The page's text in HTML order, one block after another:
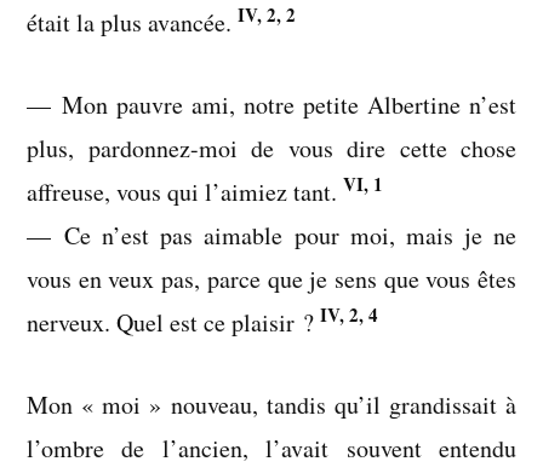
était la plus avancée. IV, 2, 2
— Mon pauvre ami, notre petite Albertine n’est
plus, pardonnez-moi de vous dire cette chose
affreuse, vous qui l’aimiez tant. VI, 1
— Ce n’est pas aimable pour moi, mais je ne
vous en veux pas, parce que je sens que vous êtes
nerveux. Quel est ce plaisir ? IV, 2, 4
Mon « moi » nouveau, tandis qu’il grandissait à
l’ombre de l’ancien, l’avait souvent entendu